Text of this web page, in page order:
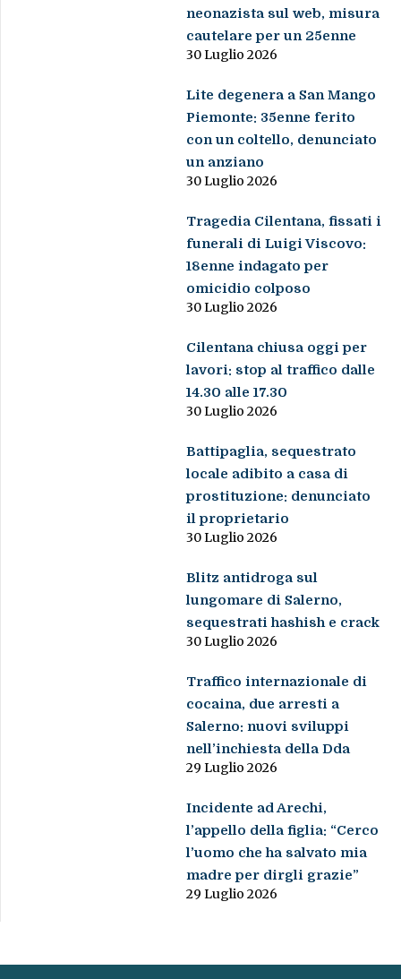
neonazista sul web, misura
cautelare per un 25enne
30 Luglio 2026
Lite degenera a San Mango
Piemonte: 35enne ferito
con un coltello, denunciato
un anziano
30 Luglio 2026
Tragedia Cilentana, fissati i
funerali di Luigi Viscovo:
18enne indagato per
omicidio colposo
30 Luglio 2026
Cilentana chiusa oggi per
lavori: stop al traffico dalle
14.30 alle 17.30
30 Luglio 2026
Battipaglia, sequestrato
locale adibito a casa di
prostituzione: denunciato
il proprietario
30 Luglio 2026
Blitz antidroga sul
lungomare di Salerno,
sequestrati hashish e crack
30 Luglio 2026
Traffico internazionale di
cocaina, due arresti a
Salerno: nuovi sviluppi
nell’inchiesta della Dda
29 Luglio 2026
Incidente ad Arechi,
l’appello della figlia: “Cerco
l’uomo che ha salvato mia
madre per dirgli grazie”
29 Luglio 2026